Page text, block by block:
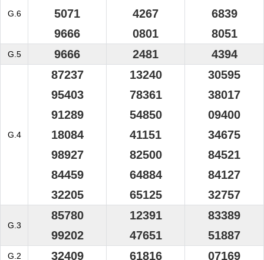
G.6
5071
9666
4267
0801
6839
8051
G.5 9666 2481 4394
G.4
87237
95403
91289
18084
98927
84459
32205
13240
78361
54850
41151
82500
64884
65125
30595
38017
09400
34675
84521
84127
32757
G.3
85780
99202
12391
47651
83389
51887
G.2 32409 61816 07169